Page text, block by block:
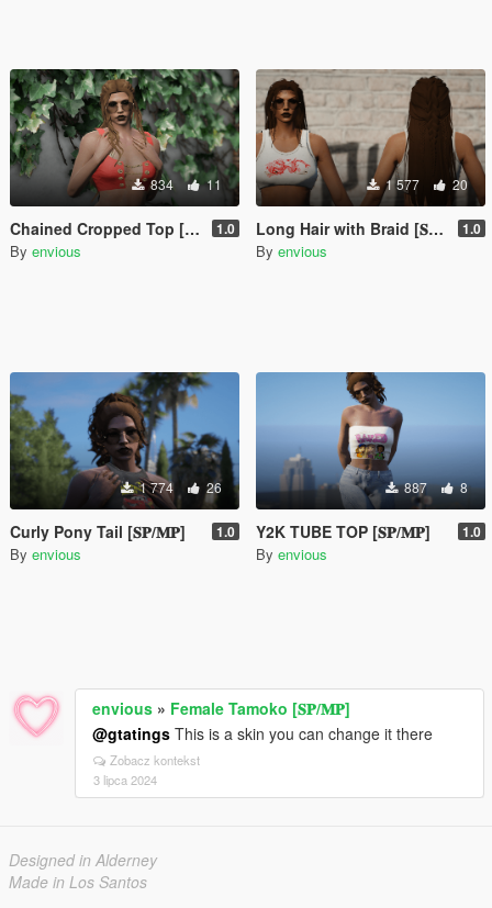
834 11
Chained Cropped Top [𝐒𝐏/𝐌𝐏] 1.0
By envious
1 577 20
Long Hair with Braid [𝐒𝐏/𝐌𝐏] 1.0
By envious
1 774 26
Curly Pony Tail [𝐒𝐏/𝐌𝐏] 1.0
By envious
887 8
Y2K TUBE TOP [𝐒𝐏/𝐌𝐏] 1.0
By envious
envious » Female Tamoko [𝐒𝐏/𝐌𝐏]
@gtatings This is a skin you can change it there
Zobacz kontekst
3 lipca 2024
Designed in Alderney
Made in Los Santos